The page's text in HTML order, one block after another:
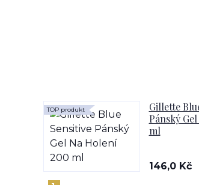
Gillette
Pánský
ml
TOP produkt
146,0 Kč